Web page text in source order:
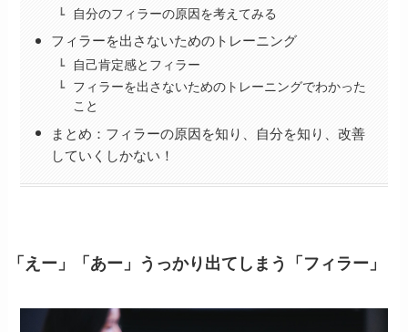
自分のフィラーの原因を考えてみる
フィラーを出さないためのトレーニング
自己肯定感とフィラー
フィラーを出さないためのトレーニングでわかった
こと
まとめ：フィラーの原因を知り、自分を知り、改善
していくしかない！
「えー」「あー」うっかり出てしまう「フィラー」